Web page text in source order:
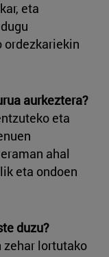
eta
ordezkariekin
aurkeztera?
eta
ahal
eta ondoen
duzu?
lortutako